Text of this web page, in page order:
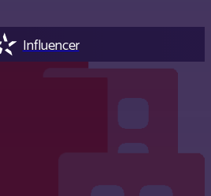
Influencer